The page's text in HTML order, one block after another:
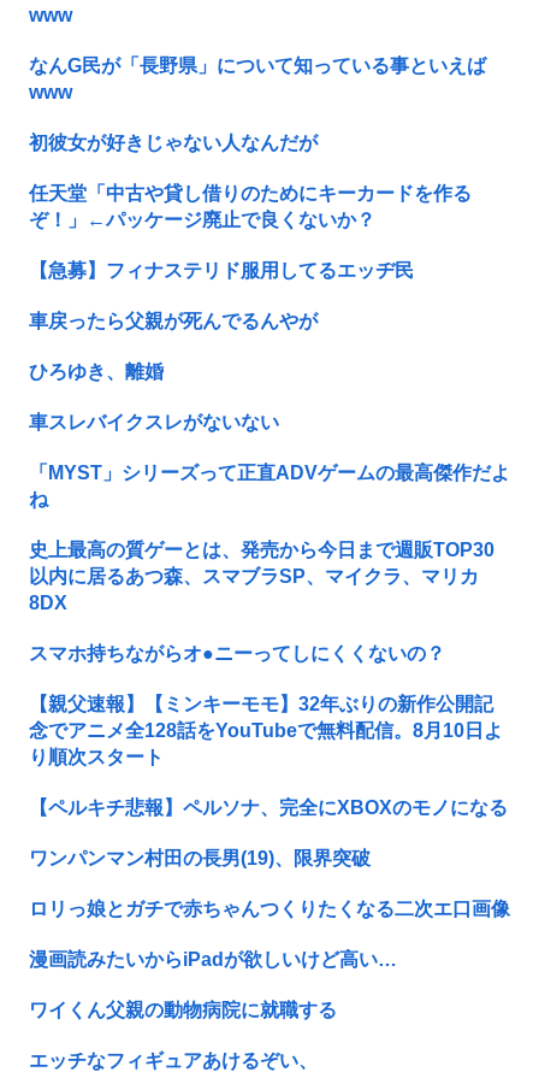
www
なんG民が「長野県」について知っている事といえば
www
初彼女が好きじゃない人なんだが
任天堂「中古や貸し借りのためにキーカードを作る
ぞ！」←パッケージ廃止で良くないか？
【急募】フィナステリド服用してるエッヂ民
車戻ったら父親が死んでるんやが
ひろゆき、離婚
車スレバイクスレがないない
「MYST」シリーズって正直ADVゲームの最高傑作だよ
ね
史上最高の質ゲーとは、発売から今日まで週販TOP30
以内に居るあつ森、スマブラSP、マイクラ、マリカ
8DX
スマホ持ちながらオ●ニーってしにくくないの？
【親父速報】【ミンキーモモ】32年ぶりの新作公開記
念でアニメ全128話をYouTubeで無料配信。8月10日よ
り順次スタート
【ペルキチ悲報】ペルソナ、完全にXBOXのモノになる
ワンパンマン村田の長男(19)、限界突破
ロリっ娘とガチで赤ちゃんつくりたくなる二次エ口画像
漫画読みたいからiPadが欲しいけど高い…
ワイくん父親の動物病院に就職する
エッチなフィギュアあけるぞい、